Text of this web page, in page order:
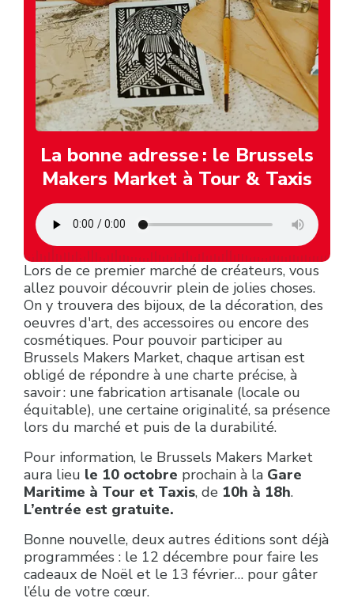
La bonne adresse : le Brussels
Makers Market à Tour & Taxis
Lors de ce premier marché de créateurs, vous
allez pouvoir découvrir plein de jolies choses.
On y trouvera des bijoux, de la décoration, des
oeuvres d'art, des accessoires ou encore des
cosmétiques. Pour pouvoir participer au
Brussels Makers Market, chaque artisan est
obligé de répondre à une charte précise, à
savoir : une fabrication artisanale (locale ou
équitable), une certaine originalité, sa présence
lors du marché et puis de la durabilité.
Pour information, le Brussels Makers Market
aura lieu le 10 octobre prochain à la Gare
Maritime à Tour et Taxis, de 10h à 18h.
L’entrée est gratuite.
Bonne nouvelle, deux autres éditions sont déjà
programmées : le 12 décembre pour faire les
cadeaux de Noël et le 13 février… pour gâter
l’élu de votre cœur.